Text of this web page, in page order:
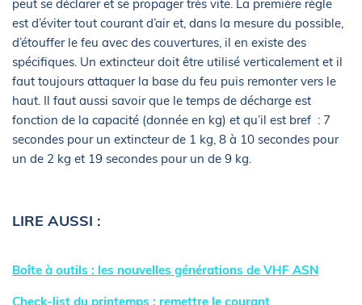
peut se déclarer et se propager très vite. La première règle
est d’éviter tout courant d’air et, dans la mesure du possible,
d’étouffer le feu avec des couvertures, il en existe des
spécifiques. Un extincteur doit être utilisé verticalement et il
faut toujours attaquer la base du feu puis remonter vers le
haut. Il faut aussi savoir que le temps de décharge est
fonction de la capacité (donnée en kg) et qu’il est bref : 7
secondes pour un extincteur de 1 kg, 8 à 10 secondes pour
un de 2 kg et 19 secondes pour un de 9 kg.
LIRE AUSSI :
Boîte à outils : les nouvelles générations de VHF ASN
Check-list du printemps : remettre le courant